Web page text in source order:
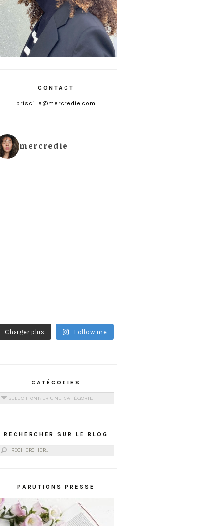
CONTACT
priscilla@mercredie.com
mercredie
Charger plus Follow me
CATÉGORIES
Catégories
RECHERCHER SUR LE BLOG
Rechercher :
PARUTIONS PRESSE